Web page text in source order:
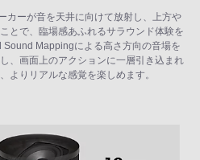
カーが音を天井に向けて放射し、上方や
とで、臨場感あふれるサラウンド体験を
Mappingによる高さ方向の音場を
、画面上のアクションに一層引き込まれ
よりリアルな感覚を楽しめます。